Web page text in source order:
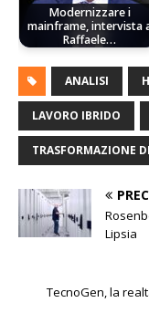
Modernizzare i
mainframe, intervista
Raffaele…
ANALISI
LAVORO IBRIDO
TRASFORMAZIONE
Lipsia
TecnoGen, la